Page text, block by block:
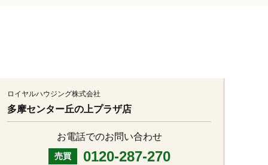
ロイヤルハウジング株式会社
多摩センター丘の上プラザ店
お電話でのお問い合わせ
売買 0120-287-270